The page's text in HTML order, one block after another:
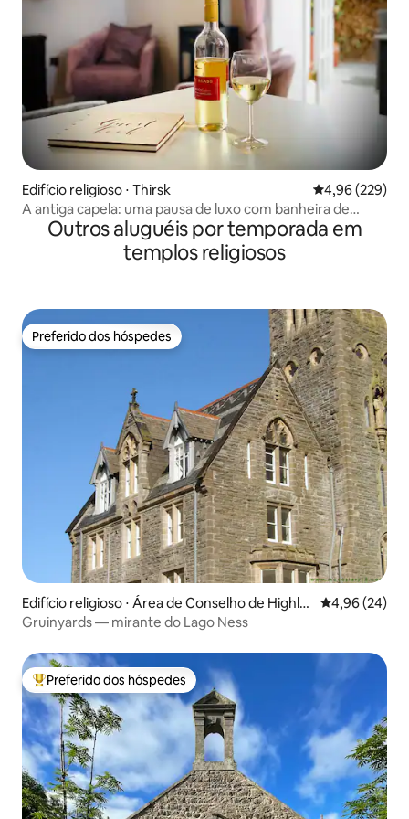
Edifício religioso ⋅ Thirsk 4,96 de uma
4,96 (229)
A antiga capela: uma pausa de luxo com banheira de
hidromassagem
Outros aluguéis por temporada em
templos religiosos
Preferido dos hóspedes
Preferido dos hóspedes
Edifício religioso ⋅ Área de Conselho de Highla
nd
4,96 de uma
4,96 (24)
Gruinyards — mirante do Lago Ness
Entre os melhores preferidos dos hóspedes
Preferido dos hóspedes